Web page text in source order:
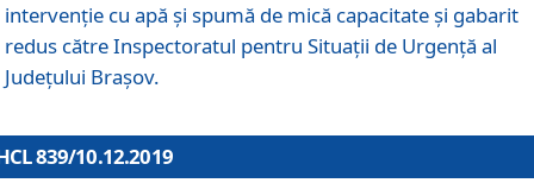
intervenție cu apă și spumă de mică capacitate și gabarit
redus către Inspectoratul pentru Situaţii de Urgenţă al
Judeţului Brașov.
839/10.12.2019